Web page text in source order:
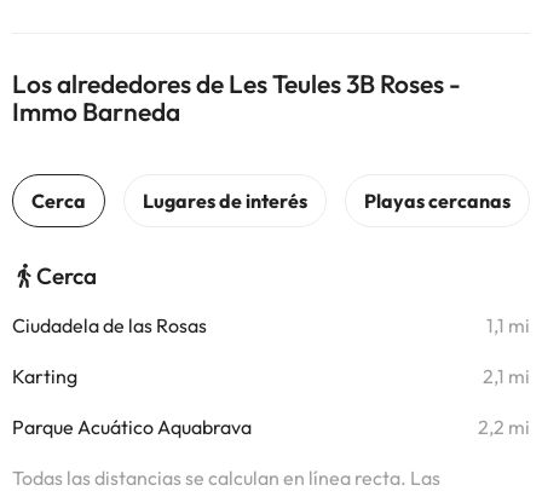
Los alrededores de Les Teules 3B Roses -
Immo Barneda
Cerca
Ciudadela de las Rosas 1,1 mi
Karting 2,1 mi
Parque Acuático Aquabrava 2,2 mi
Todas las distancias se calculan en línea recta. Las